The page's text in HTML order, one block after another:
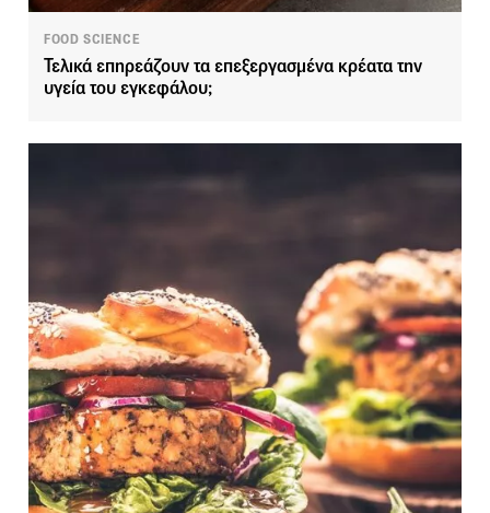
FOOD SCIENCE
Τελικά επηρεάζουν τα επεξεργασμένα κρέατα την
υγεία του εγκεφάλου;